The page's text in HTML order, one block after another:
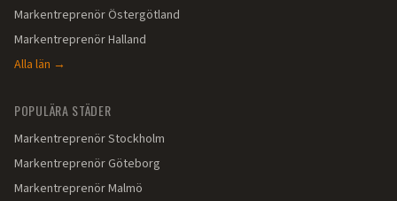
MarkentreprenörÖstergötland
MarkentreprenörHalland
Alla län →
POPULÄRA STÄDER
MarkentreprenörStockholm
MarkentreprenörGöteborg
MarkentreprenörMalmö